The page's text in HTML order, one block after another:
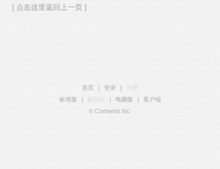
[ 点击这里返回上一页 ]
首页 登录
注册
标准版
触屏版 电脑版
客户端
© Comsenz Inc.